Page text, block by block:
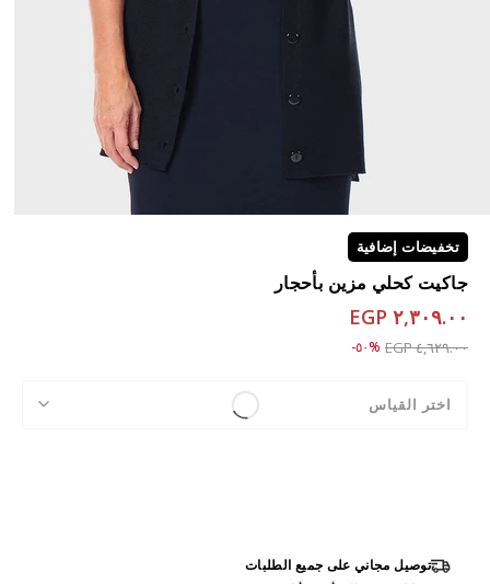
تخفيضات إضافية
جاكيت كحلي مزين بأحجار
٢,٣٠٩.٠٠ EGP
Price reduced from
٤,٦٢٩.٠٠ EGP to ٢,٣٠٩.٠٠ EGP%٥٠-
اختر القياس
توصيل مجاني على جميع الطلبات